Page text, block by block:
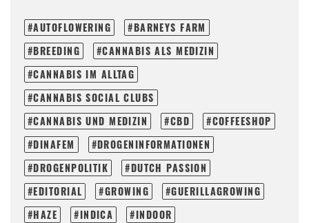
AUTOFLOWERING
BARNEYS FARM
BREEDING
CANNABIS ALS MEDIZIN
CANNABIS IM ALLTAG
CANNABIS SOCIAL CLUBS
CANNABIS UND MEDIZIN
CBD
COFFEESHOP
DINAFEM
DROGENINFORMATIONEN
DROGENPOLITIK
DUTCH PASSION
EDITORIAL
GROWING
GUERILLAGROWING
HAZE
INDICA
INDOOR